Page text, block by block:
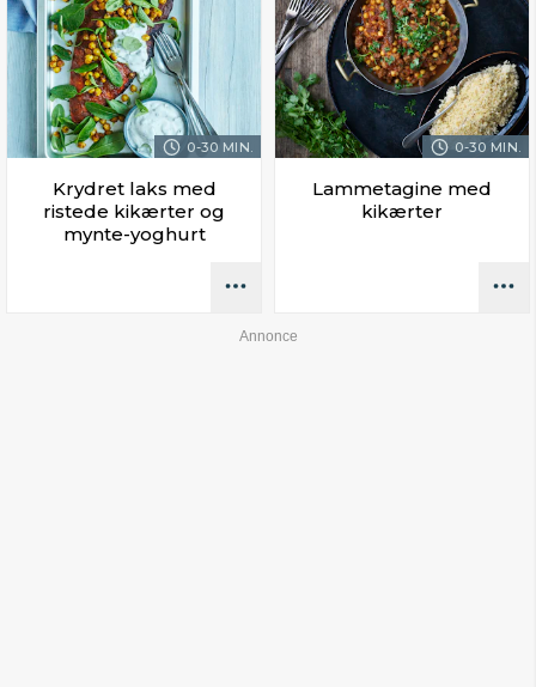
0-30 MIN.
Krydret laks med
ristede kikærter og
mynte-yoghurt
0-30 MIN.
Lammetagine med
kikærter